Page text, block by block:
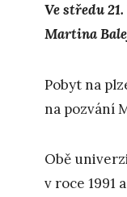
Ve středu
Martina
Pobyt na
na pozvání
Obě
v roce 1991